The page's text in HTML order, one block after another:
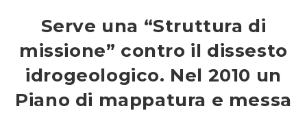
Serve una “Struttura di
missione” contro il dissesto
idrogeologico. Nel 2010 un
Piano di mappatura e messa